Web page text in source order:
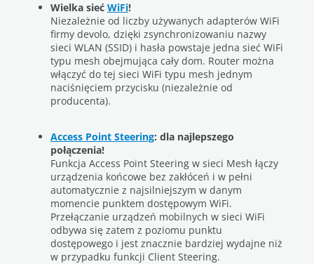
Wielka sieć WiFi!
Niezależnie od liczby używanych adapterów WiFi
firmy devolo, dzięki zsynchronizowaniu nazwy
sieci WLAN (SSID) i hasła powstaje jedna sieć WiFi
typu mesh obejmująca cały dom. Router można
włączyć do tej sieci WiFi typu mesh jednym
naciśnięciem przycisku (niezależnie od
producenta).
Access Point Steering: dla najlepszego
połączenia!
Funkcja Access Point Steering w sieci Mesh łączy
urządzenia końcowe bez zakłóceń i w pełni
automatycznie z najsilniejszym w danym
momencie punktem dostępowym WiFi.
Przełączanie urządzeń mobilnych w sieci WiFi
odbywa się zatem z poziomu punktu
dostępowego i jest znacznie bardziej wydajne niż
w przypadku funkcji Client Steering.